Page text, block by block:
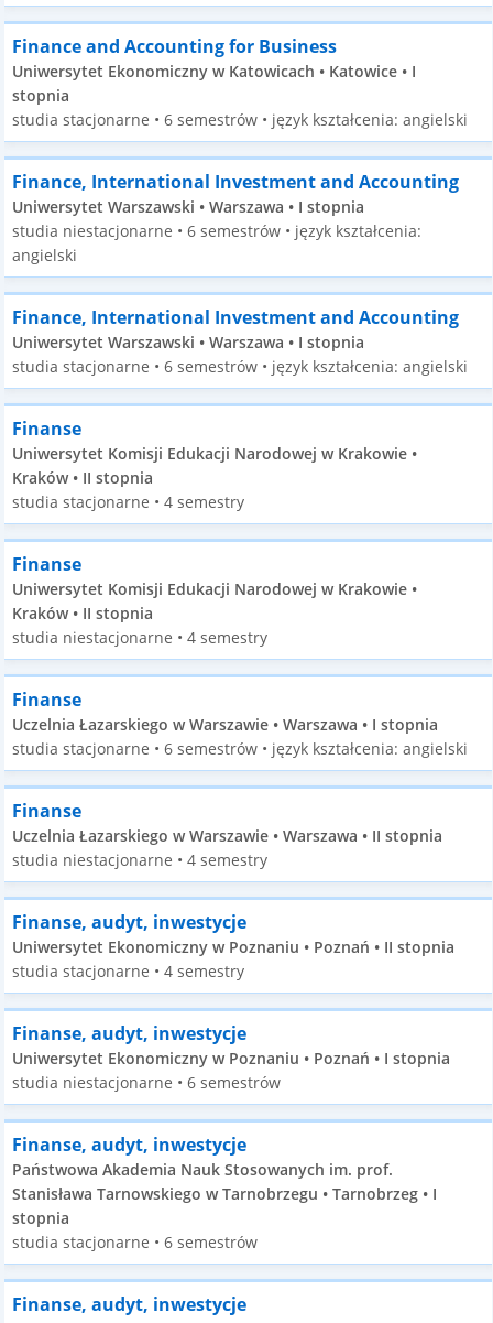
Finance and Accounting for Business
Uniwersytet Ekonomiczny w Katowicach • Katowice • I
stopnia
studia stacjonarne • 6 semestrów • język kształcenia: angielski
Finance, International Investment and Accounting
Uniwersytet Warszawski • Warszawa • I stopnia
studia niestacjonarne • 6 semestrów • język kształcenia:
angielski
Finance, International Investment and Accounting
Uniwersytet Warszawski • Warszawa • I stopnia
studia stacjonarne • 6 semestrów • język kształcenia: angielski
Finanse
Uniwersytet Komisji Edukacji Narodowej w Krakowie •
Kraków • II stopnia
studia stacjonarne • 4 semestry
Finanse
Uniwersytet Komisji Edukacji Narodowej w Krakowie •
Kraków • II stopnia
studia niestacjonarne • 4 semestry
Finanse
Uczelnia Łazarskiego w Warszawie • Warszawa • I stopnia
studia stacjonarne • 6 semestrów • język kształcenia: angielski
Finanse
Uczelnia Łazarskiego w Warszawie • Warszawa • II stopnia
studia niestacjonarne • 4 semestry
Finanse, audyt, inwestycje
Uniwersytet Ekonomiczny w Poznaniu • Poznań • II stopnia
studia stacjonarne • 4 semestry
Finanse, audyt, inwestycje
Uniwersytet Ekonomiczny w Poznaniu • Poznań • I stopnia
studia niestacjonarne • 6 semestrów
Finanse, audyt, inwestycje
Państwowa Akademia Nauk Stosowanych im. prof.
Stanisława Tarnowskiego w Tarnobrzegu • Tarnobrzeg • I
stopnia
studia stacjonarne • 6 semestrów
Finanse, audyt, inwestycje